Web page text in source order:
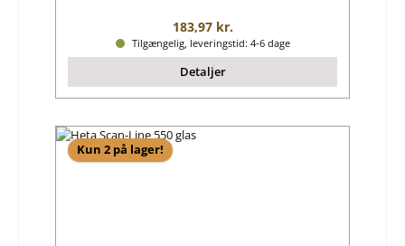
Almindelig pris:
183,97 kr.
Tilgængelig, leveringstid: 4-6 dage
Detaljer
Kun 2 på lager!